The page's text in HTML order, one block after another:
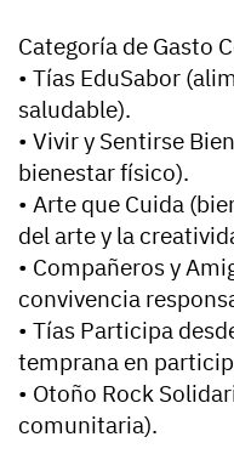
Categoría de Gasto
• Tías EduSabor
saludable).
• Vivir y Sentirse
bienestar físico).
• Arte que Cuida
del arte y la
• Compañeros y
convivencia
• Tías Participa
temprana en
• Otoño Rock
comunitaria).